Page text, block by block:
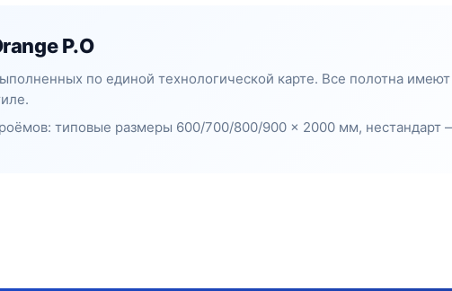
P.O
по единой технологической карте. Все полотна
типовые размеры 600/700/800/900 × 2000 мм, нестандарт